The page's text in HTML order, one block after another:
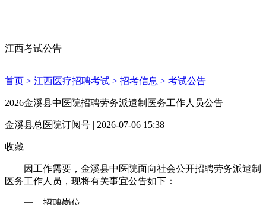
江西考试公告
首页 > 江西医疗招聘考试 > 招考信息 > 考试公告
2026金溪县中医院招聘劳务派遣制医务工作人员公告
金溪县总医院订阅号 | 2026-07-06 15:38
收藏
因工作需要，金溪县中医院面向社会公开招聘劳务派遣制
医务工作人员，现将有关事宜公告如下：
一、招聘岗位